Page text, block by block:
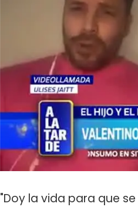
"Doy la vida para que